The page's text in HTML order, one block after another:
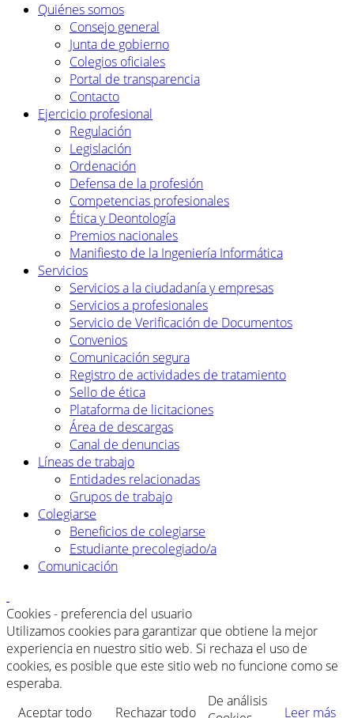
Quiénes somos
Consejo general
Junta de gobierno
Colegios oficiales
Portal de transparencia
Contacto
Ejercicio profesional
Regulación
Legislación
Ordenación
Defensa de la profesión
Competencias profesionales
Ética y Deontología
Premios nacionales
Manifiesto de la Ingeniería Informática
Servicios
Servicios a la ciudadanía y empresas
Servicios a profesionales
Servicio de Verificación de Documentos
Convenios
Comunicación segura
Registro de actividades de tratamiento
Sello de ética
Plataforma de licitaciones
Área de descargas
Canal de denuncias
Líneas de trabajo
Entidades relacionadas
Grupos de trabajo
Colegiarse
Beneficios de colegiarse
Estudiante precolegiado/a
Comunicación
Cookies - preferencia del usuario
Utilizamos cookies para garantizar que obtiene la mejor
experiencia en nuestro sitio web. Si rechaza el uso de
cookies, es posible que este sitio web no funcione como se
esperaba.
Aceptar todo
Rechazar todo Leer más
De análisis